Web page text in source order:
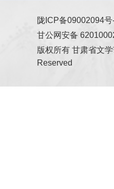
陇ICP备09002094号
甘公网安备
版权所有 甘肃省文
Reserved